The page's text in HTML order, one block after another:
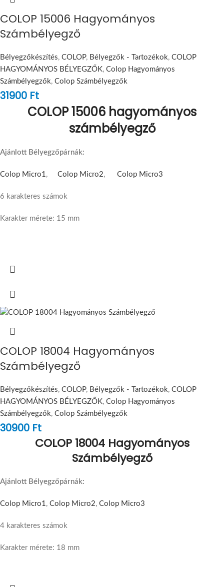
COLOP 15006 Hagyományos
Számbélyegző
Bélyegzőkészítés, COLOP, Bélyegzők - Tartozékok, COLOP
HAGYOMÁNYOS BÉLYEGZŐK, Colop Hagyományos
Számbélyegzők, Colop Számbélyegzők
31900 Ft
COLOP 15006 hagyományos
számbélyegző
Ajánlott Bélyegzőpárnák:
Colop Micro1 , Colop Micro2, Colop Micro3
6 karakteres számok
Karakter mérete: 15 mm
COLOP 18004 Hagyományos
Számbélyegző
Bélyegzőkészítés, COLOP, Bélyegzők - Tartozékok, COLOP
HAGYOMÁNYOS BÉLYEGZŐK, Colop Hagyományos
Számbélyegzők, Colop Számbélyegzők
30900 Ft
COLOP 18004 Hagyományos
Számbélyegző
Ajánlott Bélyegzőpárnák:
Colop Micro1, Colop Micro2, Colop Micro3
4 karakteres számok
Karakter mérete: 18 mm